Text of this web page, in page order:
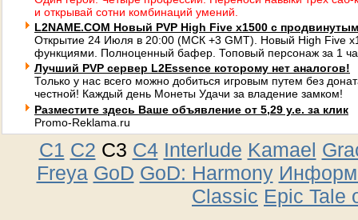
и открывай сотни комбинаций умений.
L2NAME.COM Новый PVP High Five x1500 с
Открытие 24 Июля в 20:00 (МСК +3 GMT). Новый High Five
функциями. Полноценный бафер. Топовый персонаж за 1
Лучший PVP сервер L2Essence которому нет аналогов!
Только у нас всего можно добиться игровым путем без
честной! Каждый день Монеты Удачи за владение замком!
Разместите здесь Ваше объявление от 5,29 у.е. за клик
Promo-Reklama.ru
C1 C2 C3 C4 Interlude Kamael
Freya GoD GoD: Harmony
Classic Epic Tale